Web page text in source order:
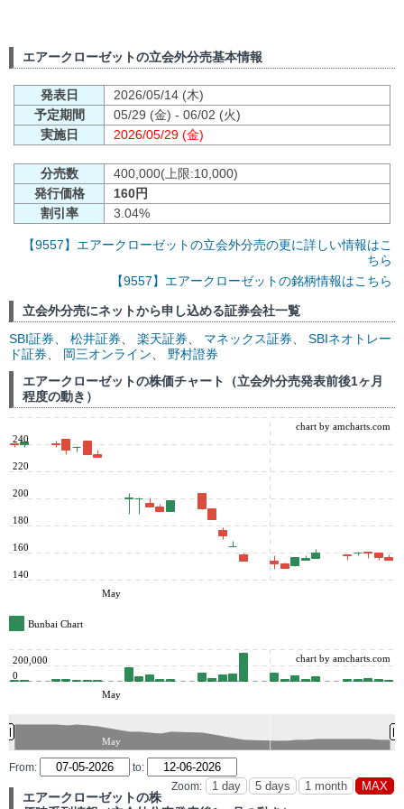
エアークローゼットの立会外分売基本情報
発表日
2026/05/14 (木)
予定期間
05/29 (金) - 06/02 (火)
実施日
2026/05/29 (金)
分売数
400,000(上限:10,000)
発行価格
160円
割引率
3.04%
【9557】エアークローゼットの立会外分売の更に詳しい情報はこ
ちら
【9557】エアークローゼットの銘柄情報はこちら
立会外分売にネットから申し込める証券会社一覧
SBI証券
松井証券 楽天証券 マネックス証券
SBIネオトレー
ド証券
岡三オンライン
野村證券
エアークローゼットの株価チャート（立会外分売発表前後1ヶ月
程度の動き）
May
140
160
180
200
220
240
chart by amcharts.com
Bunbai Chart
May
0
200,000 chart by amcharts.com
May
From:
to:
Zoom:
エアークローゼットの株